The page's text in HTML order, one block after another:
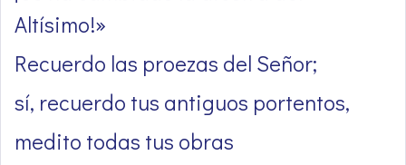
Altísimo!»
Recuerdo las proezas del Señor;
sí, recuerdo tus antiguos portentos,
medito todas tus obras